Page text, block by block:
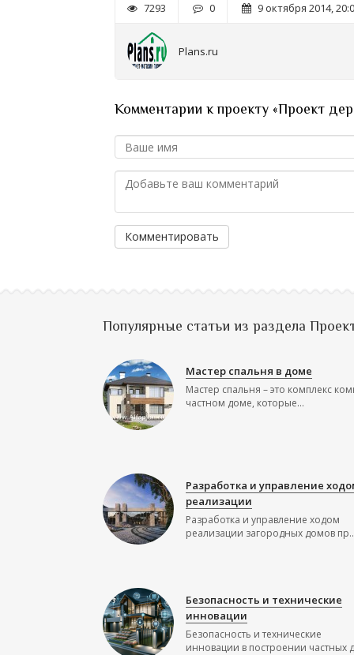
7293 0 9 октября 2014,
Plans.ru
Комментарии к проекту «Проект
Комментировать
Популярные статьи из раздела
Мастер спальня в доме
Мастер спальня – это комплекс
частном доме, которые...
Разработка и управление
реализации
Разработка и управление ходом
реализации загородных домов
Безопасность и технические
инновации
Безопасность и технические
инновации в построении частных